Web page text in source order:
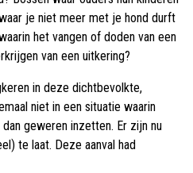
je niet meer met je hond durft
het vangen of doden van een
van een uitkering?
in deze dichtbevolkte,
niet in een situatie waarin
geweren inzetten. Er zijn nu
te laat. Deze aanval had